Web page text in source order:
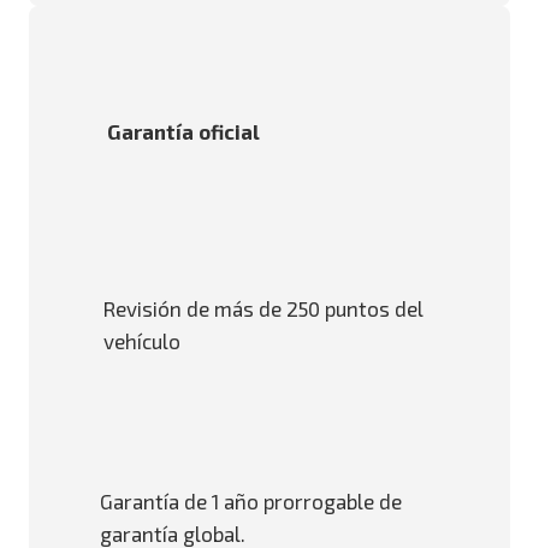
Garantía oficial
Revisión de más de 250 puntos del
vehículo
Garantía de 1 año prorrogable de
garantía global.